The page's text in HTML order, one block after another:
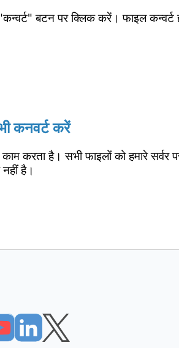
बटन पर क्लिक करें। फाइल कन्वर्ट
कनवर्ट करें
करता है। सभी फाइलों को हमारे सर्वर
है।